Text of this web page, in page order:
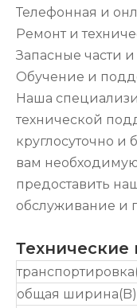
Телефонная и
Ремонт и
Запасные части
Обучение и
Наша
технической
круглосуточно и
вам
предоставить
обслуживание и
общая ширина(B)